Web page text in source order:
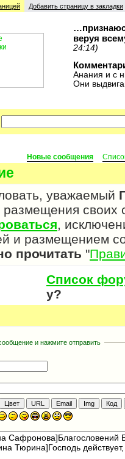
Добавить страницу в закладки
веруя
24:14)
Анания и с
Они
Новые сообщения
уважаемый
размещения
,
и размещением
прочитать "
Список
у?
и нажмите отправить